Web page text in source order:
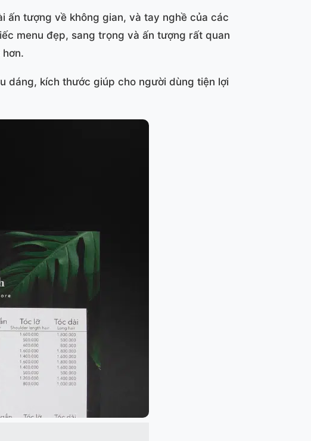
ấn tượng về không gian, và tay nghề của các
menu đẹp, sang trọng và ấn tượng rất quan
dáng, kích thước giúp cho người dùng tiện lợi